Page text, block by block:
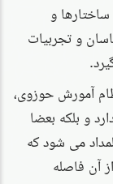
و
و تجربیات
آمورش حوزوی،
و بلکه بعضا
می شود که
آن فاصله